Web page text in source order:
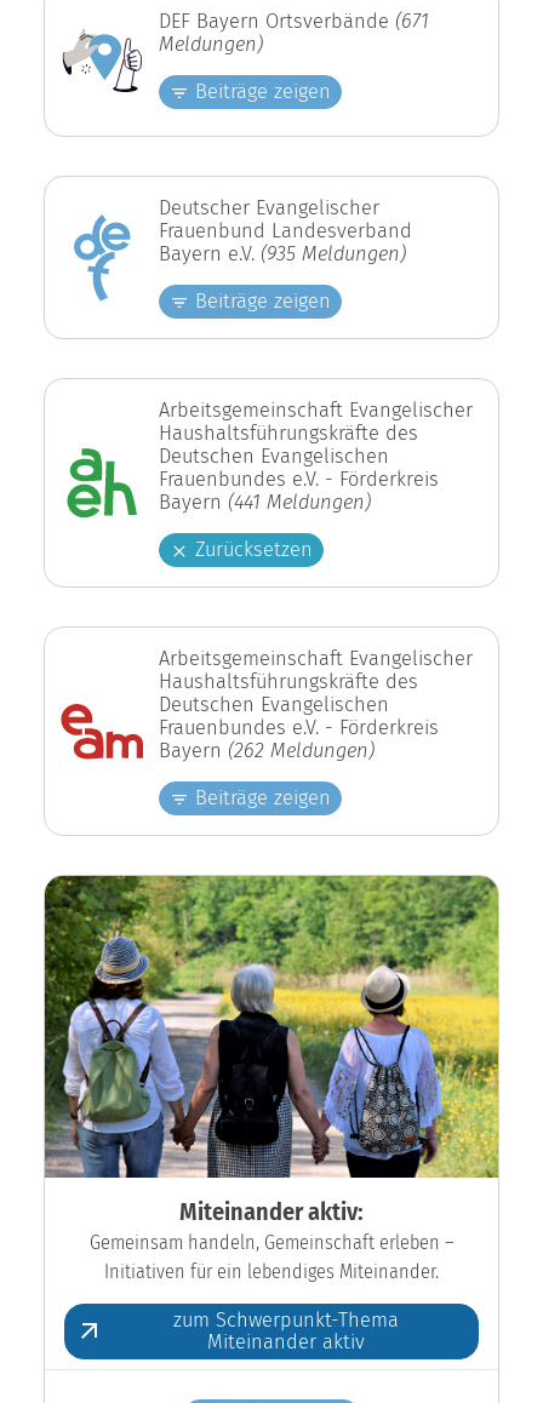
DEF Bayern Ortsverbände (671
Meldungen)
Beiträge zeigen
Deutscher Evangelischer
Frauenbund Landesverband
Bayern e.V. (935 Meldungen)
Beiträge zeigen
Arbeitsgemeinschaft Evangelischer
Haushaltsführungskräfte des
Deutschen Evangelischen
Frauenbundes e.V. - Förderkreis
Bayern (441 Meldungen)
Zurücksetzen
Arbeitsgemeinschaft Evangelischer
Haushaltsführungskräfte des
Deutschen Evangelischen
Frauenbundes e.V. - Förderkreis
Bayern (262 Meldungen)
Beiträge zeigen
Miteinander aktiv:
Gemeinsam handeln, Gemeinschaft erleben –
Initiativen für ein lebendiges Miteinander.
zum Schwerpunkt-Thema
Miteinander aktiv